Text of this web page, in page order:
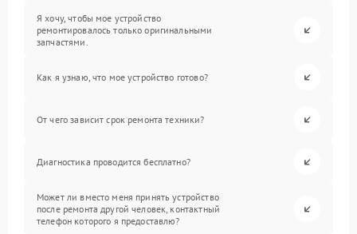
Я хочу, чтобы мое устройство
ремонтировалось только оригинальными
запчастями.
Как я узнаю, что мое устройство готово?
От чего зависит срок ремонта техники?
Диагностика проводится бесплатно?
Может ли вместо меня принять устройство
после ремонта другой человек, контактный
телефон которого я предоставлю?